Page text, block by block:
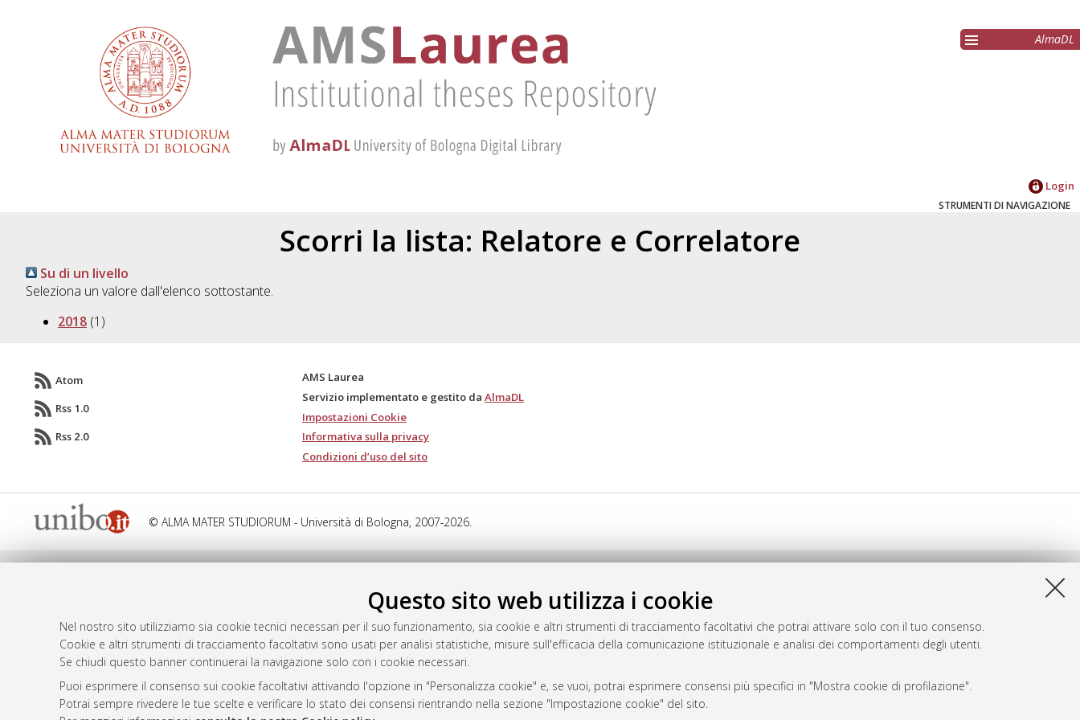
Questo sito web utilizza i cookie
Nel nostro sito utilizziamo sia cookie tecnici necessari per il suo funzionamento, sia cookie e altri strumenti di tracciamento facoltativi che potrai attivare solo con il tuo consenso.
Cookie e altri strumenti di tracciamento facoltativi sono usati per analisi statistiche, misure sull'efficacia della comunicazione istituzionale e analisi dei comportamenti degli utenti.
Se chiudi questo banner continuerai la navigazione solo con i cookie necessari.
Puoi esprimere il consenso sui cookie facoltativi attivando l'opzione in "Personalizza cookie" e, se vuoi, potrai esprimere consensi più specifici in "Mostra cookie di profilazione".
Potrai sempre rivedere le tue scelte e verificare lo stato dei consensi rientrando nella sezione "Impostazione cookie" del sito.
AlmaDL
Login
STRUMENTI DI NAVIGAZIONE
Scorri la lista: Relatore e Correlatore
Su di un livello
Seleziona un valore dall'elenco sottostante.
2018(1)
Atom
Rss 1.0
Rss 2.0
AMS Laurea
Servizio implementato e gestito da AlmaDL
Impostazioni Cookie
Informativa sulla privacy
Condizioni d’uso del sito
© ALMA MATER STUDIORUM - Università di Bologna, 2007-2026.